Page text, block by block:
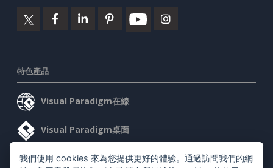
特色產品
Visual Paradigm在線
Visual Paradigm桌面
我們使用 cookies 來為您提供更好的體驗。通過訪問我們的網